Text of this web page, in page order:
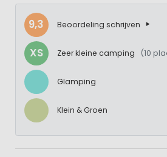
9,3 Beoordeling schrijven
XS Zeer kleine camping (10
Glamping
Klein & Groen